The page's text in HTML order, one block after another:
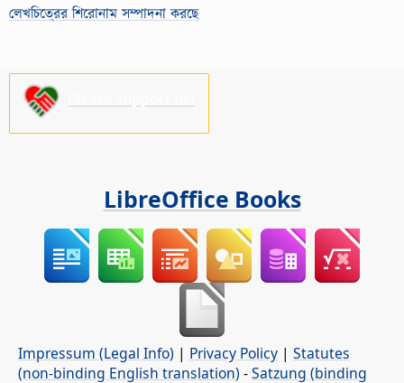
লেখচিত্রের শিরোনাম সম্পাদনা করছে
LibreOffice Books
Impressum (Legal Info) | Privacy Policy | Statutes
(non-binding English translation) -Satzung (binding